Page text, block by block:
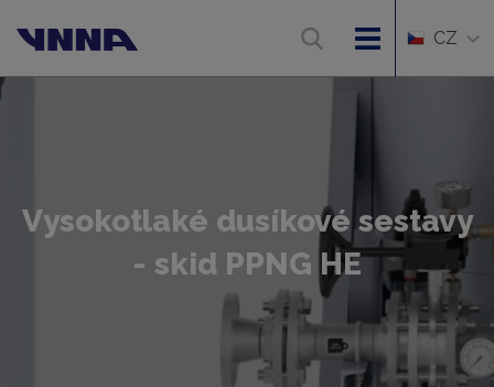
CZ
Vysokotlaké dusíkové sestavy
- skid PPNG HE